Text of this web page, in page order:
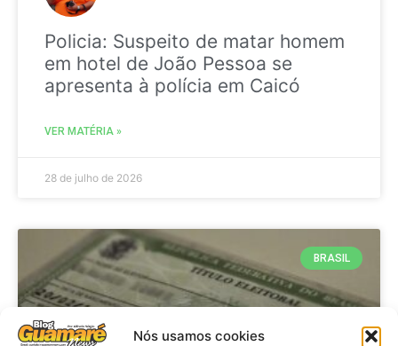
Nós usamos cookies
Policia: Suspeito de matar homem
em hotel de João Pessoa se
apresenta à polícia em Caicó
VER MATÉRIA »
28 de julho de 2026
BRASIL